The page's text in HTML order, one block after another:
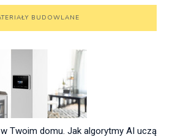
BUDOWLANE
Twoim domu. Jak algorytmy AI uczą